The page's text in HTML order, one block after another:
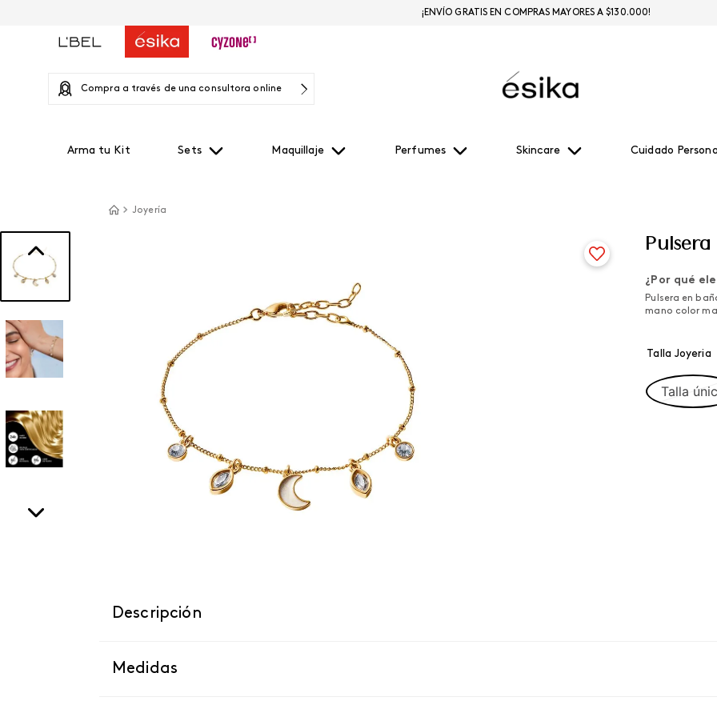
Compra a través de una consultora online
Arma tu Kit Sets Maquillaje Perfumes Skincare Cuidado
¡ENVÍO GRATIS EN COMPRAS MAYORES A $130.000!
Joyería
¿Por qué
Pulsera en
mano color
Talla Joyeria
Talla
Descripción
Medidas